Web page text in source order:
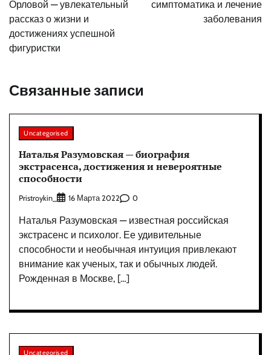
записям
Орловой — увлекательный
рассказ о жизни и
достижениях успешной
фигуристки
симптоматика и лечение
заболевания
Связанные записи
Uncategorised
Наталья Разумовская — биография
экстрасенса, достижения и невероятные
способности
Pristroykin_ 16 Марта 2022 0
Наталья Разумовская — известная российская
экстрасенс и психолог. Ее удивительные
способности и необычная интуиция привлекают
внимание как ученых, так и обычных людей.
Рожденная в Москве, […]
Uncategorised